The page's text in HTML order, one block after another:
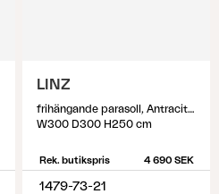
LINZ
frihängande parasoll, Antracit/khaki
W300 D300 H250 cm
Rek. butikspris 4 690 SEK
1479-73-21